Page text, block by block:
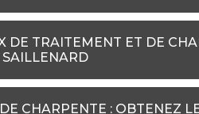
DE TRAITEMENT ET DE
SAILLENARD
CHARPENTE : OBTENEZ